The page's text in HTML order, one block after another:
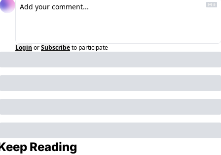
Login orSubscribeto participate
Reading